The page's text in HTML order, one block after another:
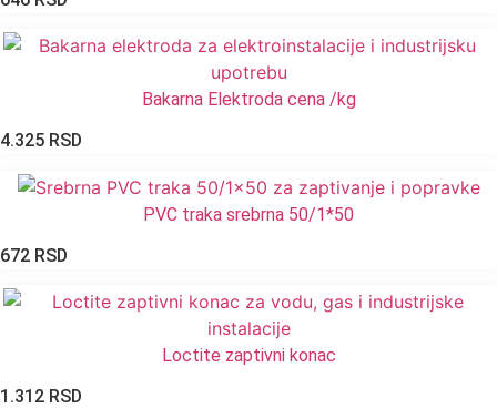
Bakarna Elektroda cena /kg
4.325 RSD
PVC traka srebrna 50/1*50
672 RSD
Loctite zaptivni konac
1.312 RSD